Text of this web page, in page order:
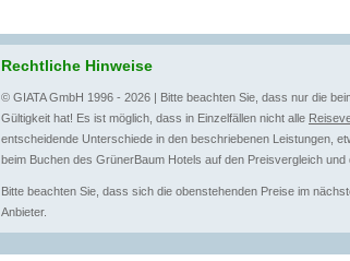
Rechtliche Hinweise
© GIATA GmbH 1996 - 2026 | Bitte beachten Sie, dass nur die
Gültigkeit hat! Es ist möglich, dass in Einzelfällen nicht alle
entscheidende Unterschiede in den beschriebenen Leistungen,
beim Buchen des GrünerBaum Hotels auf den Preisvergleich und
Bitte beachten Sie, dass sich die obenstehenden Preise im
Anbieter.